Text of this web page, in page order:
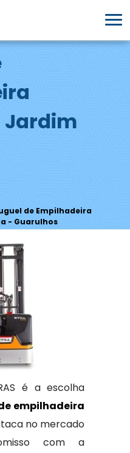
Jardim
de Empilhadeira
- Guarulhos
é a escolha
empilhadeira
no mercado
com a